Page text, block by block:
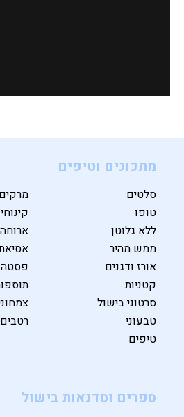
מתכונים וטיפים
סלטים
טופו
ללא גלוטן
ממש מהיר
אורז ודגנים
פסטה
קטניות
סרטוני בישול
טבעוני
טיפים
ספרים וסדנאות בישול